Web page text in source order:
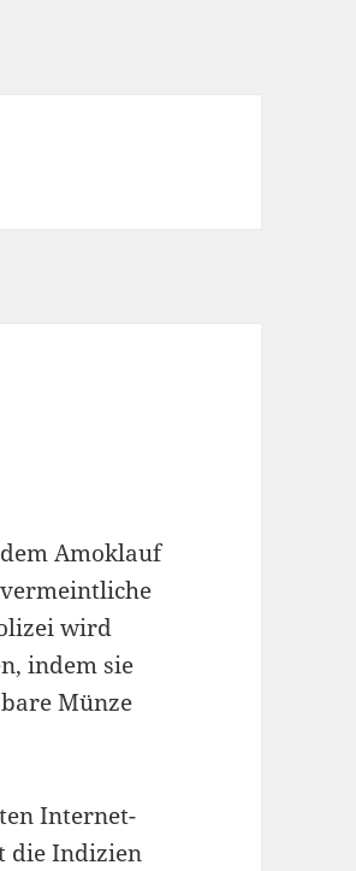
Amoklauf
wird
indem sie
Münze
Internet-
die Indizien